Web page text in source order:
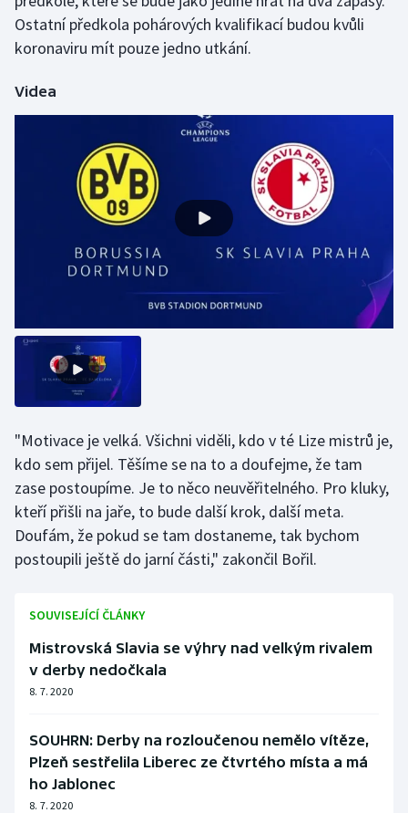
Stolní tenis
Triatlon
Veslování
Vodní slalom
Volejbal
Ostatní předkola pohárových kvalifikací budou kvůli
koronaviru mít pouze jedno utkání.
Videa
"Motivace je velká. Všichni viděli, kdo v té Lize mistrů je,
kdo sem přijel. Těšíme se na to a doufejme, že tam
zase postoupíme. Je to něco neuvěřitelného. Pro kluky,
kteří přišli na jaře, to bude další krok, další meta.
Doufám, že pokud se tam dostaneme, tak bychom
postoupili ještě do jarní části," zakončil Bořil.
SOUVISEJÍCÍ ČLÁNKY
Mistrovská Slavia se výhry nad velkým rivalem
v derby nedočkala
8. 7. 2020
SOUHRN: Derby na rozloučenou nemělo vítěze,
Plzeň sestřelila Liberec ze čtvrtého místa a má
ho Jablonec
8. 7. 2020